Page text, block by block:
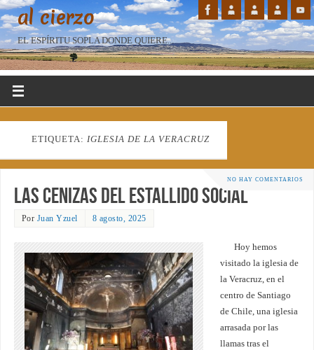
al cierzo
EL ESPÍRITU SOPLA DONDE QUIERE...
ETIQUETA: IGLESIA DE LA VERACRUZ
NO HAY COMENTARIOS
Las cenizas del estallido social
Por Juan Yzuel 8 agosto, 2025
Hoy hemos
visitado la iglesia de
la Veracruz, en el
centro de Santiago
de Chile, una iglesia
arrasada por las
llamas tras el